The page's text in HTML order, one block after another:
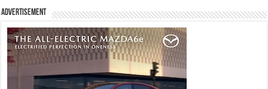
Advertisement